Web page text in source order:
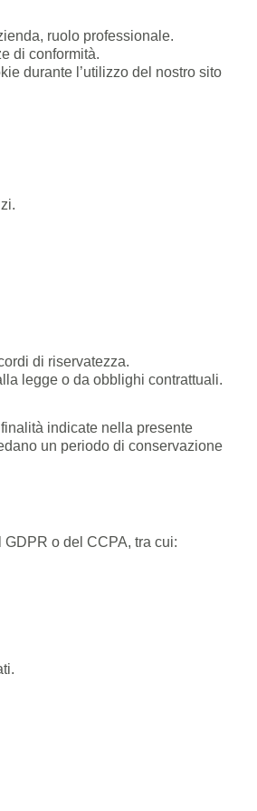
ruolo professionale.
di conformità.
durante l’utilizzo del nostro sito
di riservatezza.
legge o da obblighi contrattuali.
indicate nella presente
un periodo di conservazione
o del CCPA, tra cui: